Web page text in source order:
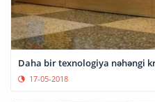
Daha bir texnologiya nəhəngi
17-05-2018